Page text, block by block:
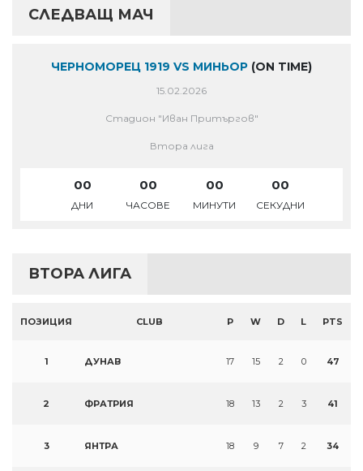
СЛЕДВАЩ МАЧ
ЧЕРНОМОРЕЦ 1919 VS МИНЬОР (ON TIME)
15.02.2026
Стадион "Иван Притъргов"
Втора лига
00
ДНИ
00
ЧАСОВЕ
00
МИНУТИ
00
СЕКУДНИ
ВТОРА ЛИГА
ПОЗИЦИЯ CLUB P W D L PTS
1 ДУНАВ 17 15 2 0 47
2 ФРАТРИЯ 18 13 2 3 41
3 ЯНТРА 18 9 7 2 34